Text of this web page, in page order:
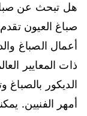
هل تبحث عن
صباغ العيون
أعمال الصباغ
ذات المعايير
الديكور بالصباغ
أمهر الفنيين.